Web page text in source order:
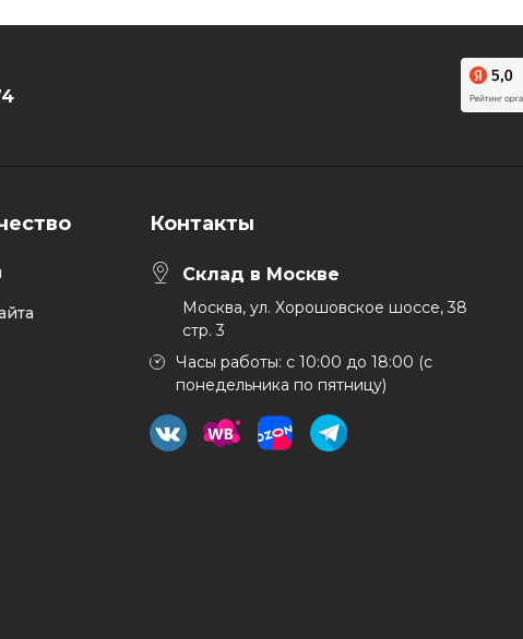
Контакты
Склад в Москве
Москва, ул. Хорошовское шоссе, 38
стр. 3
Часы работы: с 10:00 до 18:00 (с
понедельника по пятницу)